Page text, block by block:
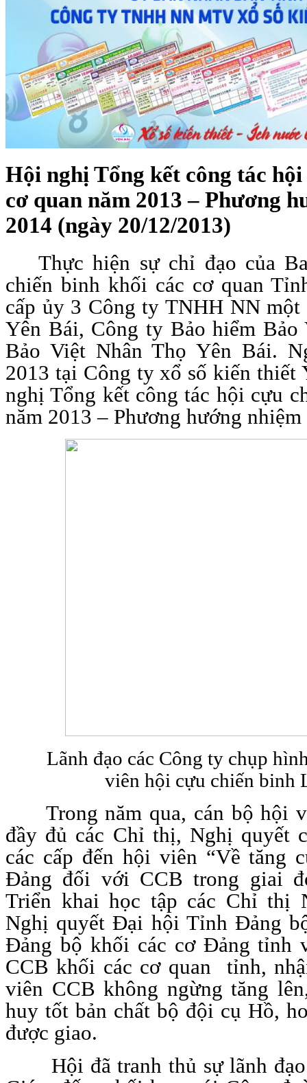
Hội nghị Tổng kết công tác
cơ quan năm 2013 – Phương
2014 (ngày 20/12/2013)
Thực hiện sự chỉ đạo của
chiến binh khối các cơ quan
cấp ủy 3 Công ty TNHH NN
Yên Bái, Công ty Bảo hiểm
Bảo Việt Nhân Thọ Yên Bái.
2013 tại Công ty xổ số kiến thiết
nghị Tổng kết công tác hội cựu
năm 2013 – Phương hướng
Lãnh đạo các Công ty chụp
viên hội cựu chiến binh
Trong năm qua, cán bộ hội
đầy đủ các Chỉ thị, Nghị quyết
các cấp đến hội viên “Về tăng
Đảng đối với CCB trong giai
Triển khai học tập các Chỉ thị
Nghị quyết Đại hội Tỉnh Đảng
Đảng bộ khối các cơ Đảng tỉnh
CCB khối các cơ quan tỉnh,
viên CCB không ngừng tăng
huy tốt bản chất bộ đội cụ Hồ,
được giao.
Hội đã tranh thủ sự lãnh